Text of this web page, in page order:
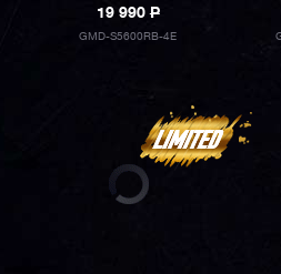
19 990P
GMD-S5600RB-4E